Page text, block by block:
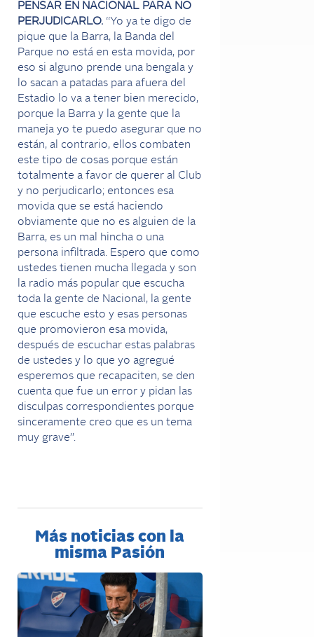
PENSAR EN NACIONAL PARA NO
PERJUDICARLO. “Yo ya te digo de
pique que la Barra, la Banda del
Parque no está en esta movida, por
eso si alguno prende una bengala y
lo sacan a patadas para afuera del
Estadio lo va a tener bien merecido,
porque la Barra y la gente que la
maneja yo te puedo asegurar que no
están, al contrario, ellos combaten
este tipo de cosas porque están
totalmente a favor de querer al Club
y no perjudicarlo; entonces esa
movida que se está haciendo
obviamente que no es alguien de la
Barra, es un mal hincha o una
persona infiltrada. Espero que como
ustedes tienen mucha llegada y son
la radio más popular que escucha
toda la gente de Nacional, la gente
que escuche esto y esas personas
que promovieron esa movida,
después de escuchar estas palabras
de ustedes y lo que yo agregué
esperemos que recapaciten, se den
cuenta que fue un error y pidan las
disculpas correspondientes porque
sinceramente creo que es un tema
muy grave”.
Más noticias con la
misma Pasión